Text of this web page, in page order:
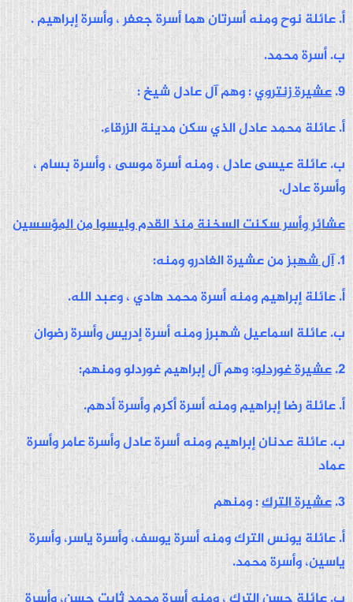
أ. عائلة نوح ومنه أسرتان هما أسرة جعفر ، وأسرة إبراهيم .
ب. أسرة محمد.
9. عشيرة زنتروي: وهم آل عادل شيخ :
أ. عائلة محمد عادل الذي سكن مدينة الزرقاء.
ب. عائلة عيسى عادل ، ومنه أسرة موسى ، وأسرة بسام ،
وأسرة عادل.
عشائر وأسر سكنت السخنة منذ القدم وليسوا من المؤسسين
1. آل شهبزمن عشيرة الغادرو ومنه:
أ. عائلة إبراهيم ومنه أسرة محمد هادي ، وعبد الله.
ب. عائلة اسماعيل شهبرز ومنه أسرة إدريس وأسرة رضوان
2. عشيرة غوردلو: وهم آل إبراهيم غوردلو ومنهم:
أ. عائلة رضا إبراهيم ومنه أسرة أكرم وأسرة أدهم.
ب. عائلة عدنان إبراهيم ومنه أسرة عادل وأسرة عامر وأسرة
عماد
3. عشيرة الترك: ومنهم
أ. عائلة يونس الترك ومنه أسرة يوسف، وأسرة ياسر، وأسرة
ياسين، وأسرة محمد.